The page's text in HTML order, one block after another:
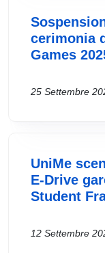
cerimonia
Games
25 Settembre
UniMe
E-Drive
Student
12 Settembre